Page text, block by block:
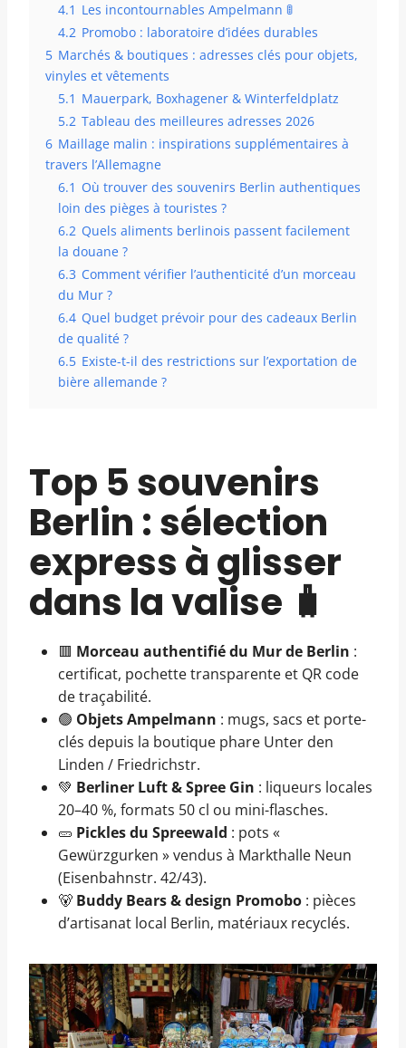
4.1 Les incontournables Ampelmann 🚦
4.2 Promobo : laboratoire d’idées durables
5 Marchés & boutiques : adresses clés pour objets,
vinyles et vêtements
5.1 Mauerpark, Boxhagener & Winterfeldplatz
5.2 Tableau des meilleures adresses 2026
6 Maillage malin : inspirations supplémentaires à
travers l’Allemagne
6.1 Où trouver des souvenirs Berlin authentiques
loin des pièges à touristes ?
6.2 Quels aliments berlinois passent facilement
la douane ?
6.3 Comment vérifier l’authenticité d’un morceau
du Mur ?
6.4 Quel budget prévoir pour des cadeaux Berlin
de qualité ?
6.5 Existe-t-il des restrictions sur l’exportation de
bière allemande ?
Top 5 souvenirs
Berlin : sélection
express à glisser
dans la valise 🧳
🟥 Morceau authentifié du Mur de Berlin :
certificat, pochette transparente et QR code
de traçabilité.
🟢 Objets Ampelmann : mugs, sacs et porte-
clés depuis la boutique phare Unter den
Linden / Friedrichstr.
💚 Berliner Luft & Spree Gin : liqueurs locales
20–40 %, formats 50 cl ou mini-flasches.
🥒 Pickles du Spreewald : pots «
Gewürzgurken » vendus à Markthalle Neun
(Eisenbahnstr. 42/43).
🐻 Buddy Bears & design Promobo : pièces
d’artisanat local Berlin, matériaux recyclés.